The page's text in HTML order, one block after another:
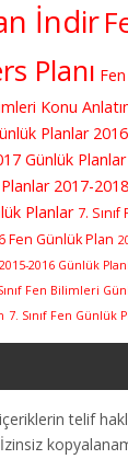
İndir
Planı
Konu
Planlar
Günlük Planlar
2017-
Planlar 7.
Fen Günlük Plan
2015-2016 Günlük
Fen Bilimleri
7. Sınıf Fen Günlük
telif